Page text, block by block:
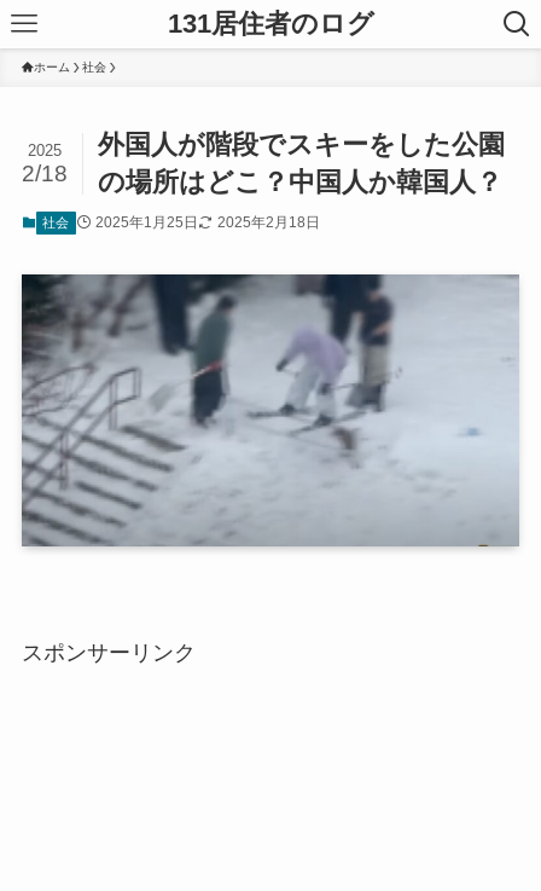
131居住者のログ
ホーム 社会
外国人が階段でスキーをした公園
の場所はどこ？中国人か韓国人？
2025
2/18
社会 2025年1月25日 2025年2月18日
スポンサーリンク